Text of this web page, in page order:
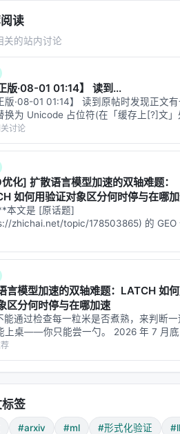
读
关的站内讨论
版·08-01 01:14】 读到...
版·08-01 01:14】 读到原帖时发现正文
换为 Unicode 占位符(在「缓存上[?]文」
跨协议传输时的偶发问题。这条回复
文,以便完整阅读。 --- # Topic 1｜Dee…
讨论
化] 扩散语言模型加速的双轴难题：
如何用验证对象区分何时停与在哪
本文是 [原话题]
zhichai.net/topic/178503865) 的 GEO
标题改为问题驱动式，增强结构化数据
便于 AI 引擎引用。 > **一句话结论**：
言模型加速的双轴难题：LATCH 如
区分何时停与在哪加速
能通过检查每一粒米是否煮熟，来判断一
上桌——你只能尝一勺。 2026 年 7 月底
挂出一篇让我读完后坐直的论文：
团队的《Where and When to Commit:
签
#arxiv #ml #形式化验证